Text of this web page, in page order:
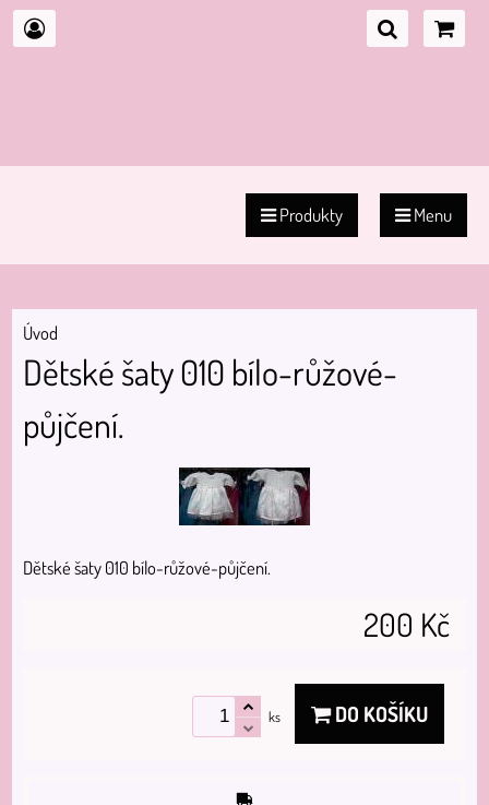
Produkty Menu
Úvod
Dětské šaty 010 bílo-růžové-
půjčení.
Dětské šaty 010 bílo-růžové-půjčení.
200 Kč
ks DO KOŠÍKU